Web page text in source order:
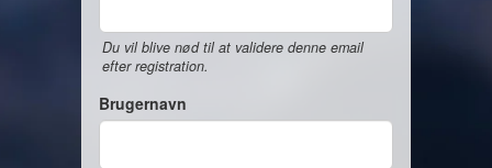
Du vil blive nød til at validere denne email
efter registration.
Brugernavn